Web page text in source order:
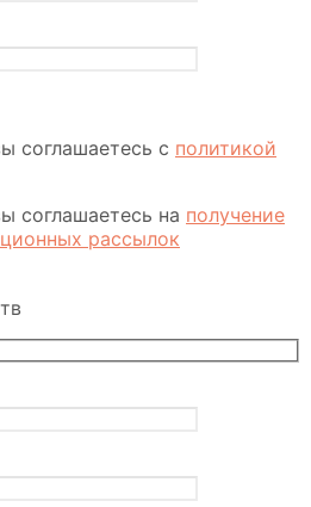
соглашаетесь с политикой
соглашаетесь на получение
рассылок